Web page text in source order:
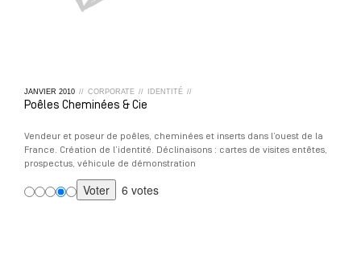
JANVIER 2010 // CORPORATE // IDENTITÉ //
Poêles Cheminées & Cie
Vendeur et poseur de poêles, cheminées et inserts dans l’ouest de la
France. Création de l’identité. Déclinaisons : cartes de visites entêtes,
prospectus, véhicule de démonstration
6 votes